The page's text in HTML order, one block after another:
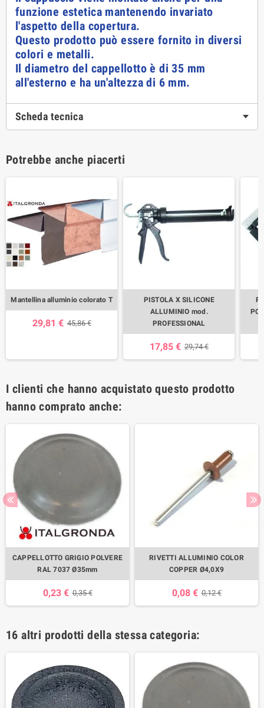
funzione estetica mantenendo invariato
l'aspetto della copertura.
Questo prodotto può essere fornito in diversi
colori e metalli.
Il diametro del cappellotto è di 35 mm
all'esterno e ha un'altezza di 6 mm.
Scheda tecnica
Potrebbe anche piacerti
Mantellina alluminio colorato T
29,81 € 45,86 €
PISTOLA X SILICONE
ALLUMINIO mod.
PROFESSIONAL
17,85 € 29,74 €
I clienti che hanno acquistato questo prodotto
hanno comprato anche:
CAPPELLOTTO GRIGIO POLVERE
RAL 7037 Ø35mm
0,23 € 0,35 €
RIVETTI ALLUMINIO COLOR
COPPER Ø4,0X9
0,08 € 0,12 €
16 altri prodotti della stessa categoria: